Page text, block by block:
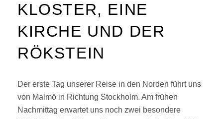
KLOSTER, EINE
KIRCHE UND DER
RÖKSTEIN
Der erste Tag unserer Reise in den Norden führt uns
von Malmö in Richtung Stockholm. Am frühen
Nachmittag erwartet uns noch zwei besondere